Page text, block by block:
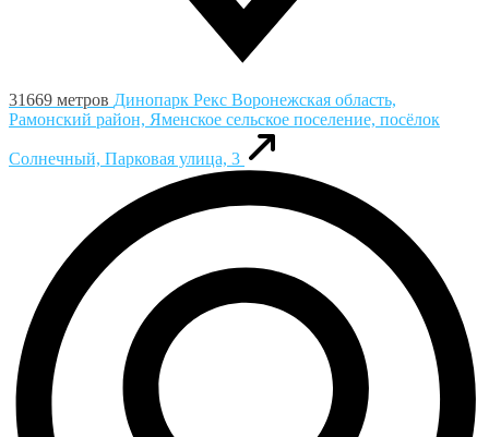
31669 метров Динопарк Рекс Воронежская область,
Рамонский район, Яменское сельское поселение, посёлок
Солнечный, Парковая улица, 3